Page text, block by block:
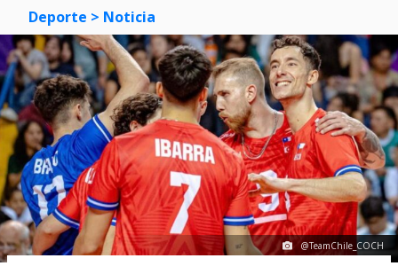
Deporte > Noticia
@TeamChile_COCH